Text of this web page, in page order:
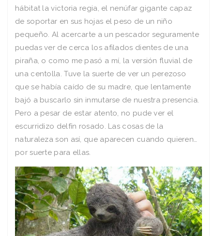
hábitat la victoria regia, el nenúfar gigante capaz
de soportar en sus hojas el peso de un niño
pequeño. Al acercarte a un pescador seguramente
puedas ver de cerca los afilados dientes de una
piraña, o como me pasó a mí, la versión fluvial de
una centolla. Tuve la suerte de ver un perezoso
que se había caído de su madre, que lentamente
bajó a buscarlo sin inmutarse de nuestra presencia.
Pero a pesar de estar atento, no pude ver el
escurridizo delfín rosado. Las cosas de la
naturaleza son así, que aparecen cuando quieren…
por suerte para ellas.